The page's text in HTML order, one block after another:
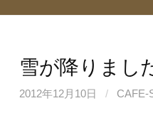
雪が降りまし
2012年12月10日 / CAFE-